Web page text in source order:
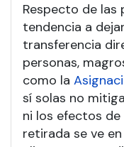
Respecto de las
tendencia a
transferencia
personas,
como la
sí solas no
ni los efectos de
retirada se ve